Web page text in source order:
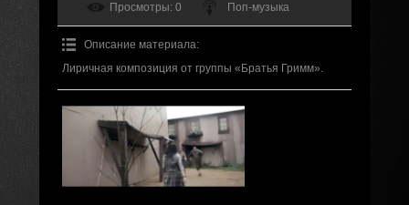
Просмотры: 0 Поп-музыка
Описание материала:
Лиричная композиция от группы «Братья Гримм».